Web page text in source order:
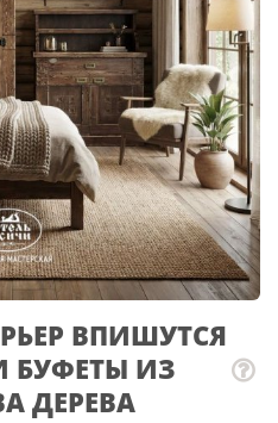
ВПИШУТСЯ
ИЗ
ДЕРЕВА